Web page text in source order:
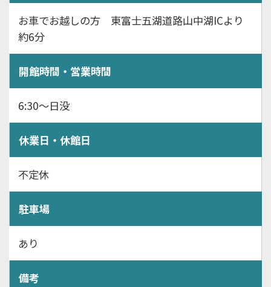
お車でお越しの方 東富士五湖道路山中湖ICより
約6分
開館時間・営業時間
6:30～日没
休業日・休館日
不定休
駐車場
あり
備考